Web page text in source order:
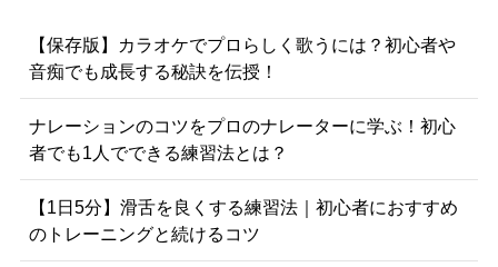
【保存版】カラオケでプロらしく歌うには？初心者や
音痴でも成長する秘訣を伝授！
ナレーションのコツをプロのナレーターに学ぶ！初心
者でも1人でできる練習法とは？
【1日5分】滑舌を良くする練習法｜初心者におすすめ
のトレーニングと続けるコツ